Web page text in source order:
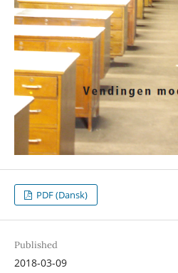
PDF (Dansk)
Published
2018-03-09